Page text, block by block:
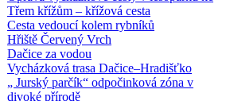
Třem křížům – křížová cesta
Cesta vedoucí kolem rybníků
Hřiště Červený Vrch
Dačice za vodou
Vycházková trasa Dačice–Hradišťko
„ Jurský parčík“ odpočinková zóna v
divoké přírodě